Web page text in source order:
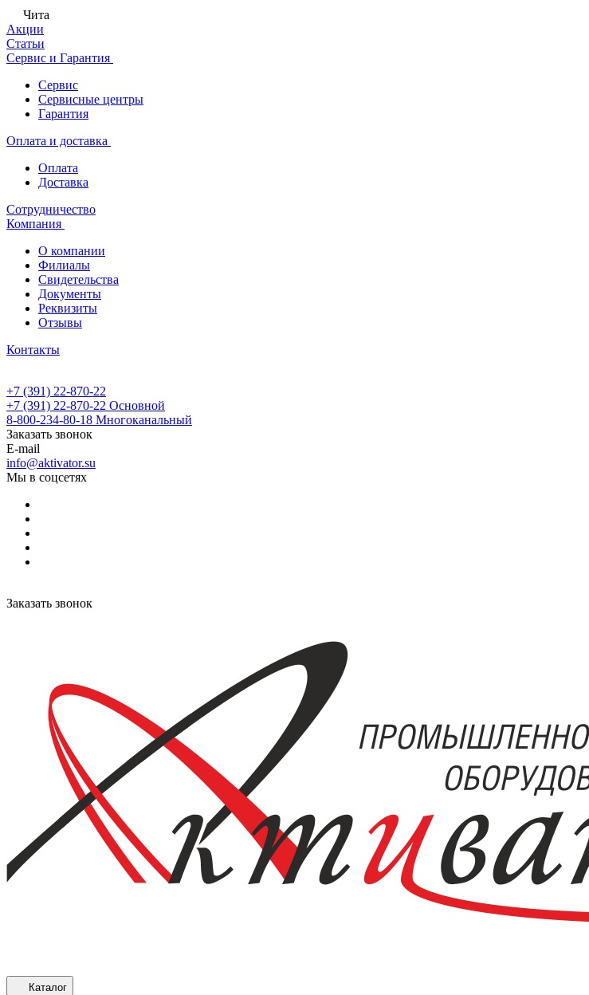
Чита
Акции
Статьи
Сервис и Гарантия
Сервис
Сервисные центры
Гарантия
Оплата и доставка
Оплата
Доставка
Сотрудничество
Компания
О компании
Филиалы
Свидетельства
Документы
Реквизиты
Отзывы
Контакты
+7 (391) 22-870-22
+7 (391) 22-870-22 Основной
8-800-234-80-18 Многоканальный
Заказать звонок
E-mail
info@aktivator.su
Мы в соцсетях
Заказать звонок
Каталог